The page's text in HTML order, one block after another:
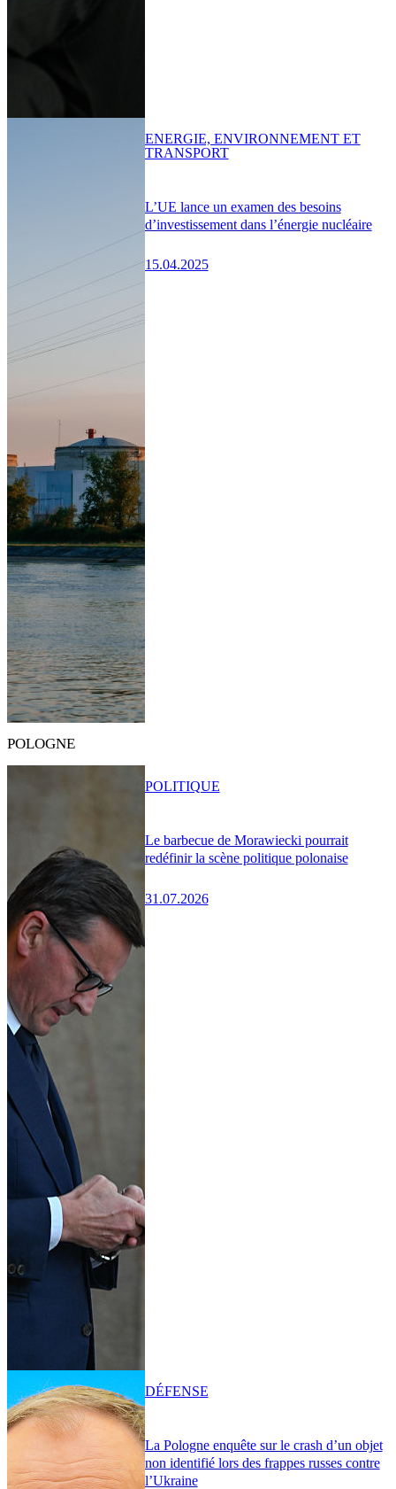
L’UE lance un examen des besoins
d’investissement dans l’énergie nucléaire
15.04.2025
ENERGIE, ENVIRONNEMENT ET
TRANSPORT
POLOGNE
Le barbecue de Morawiecki pourrait
redéfinir la scène politique polonaise
31.07.2026
POLITIQUE
La Pologne enquête sur le crash d’un objet
non identifié lors des frappes russes contre
l’Ukraine
DÉFENSE